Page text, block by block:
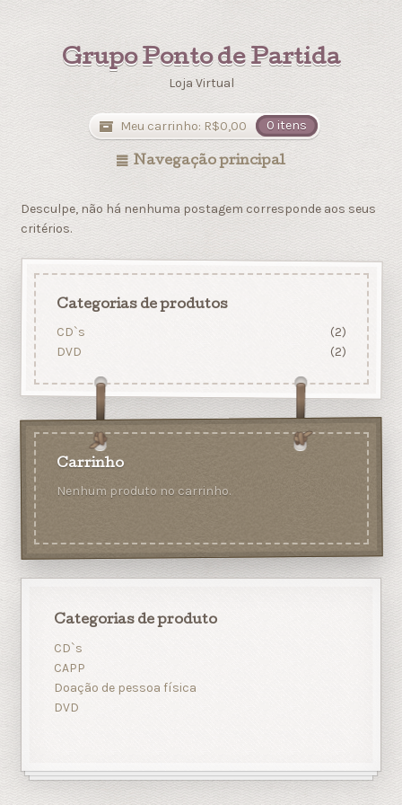
Grupo Ponto de Partida
Loja Virtual
Meu carrinho: R$0,00 0 itens
Navegação principal
Desculpe, não há nenhuma postagem corresponde aos seus
critérios.
Categorias de produtos
CD`s
(2)
DVD
(2)
Carrinho
Nenhum produto no carrinho.
Categorias de produto
CD`s
CAPP
Doação de pessoa física
DVD